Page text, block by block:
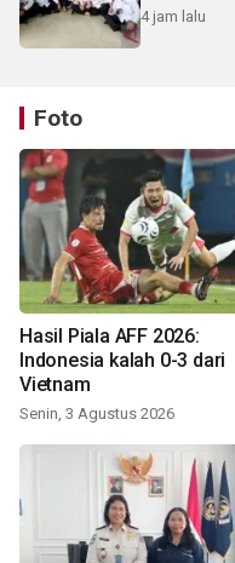
4 jam lalu
Foto
Hasil Piala AFF 2026:
Indonesia kalah 0-3 dari
Vietnam
Senin, 3 Agustus 2026